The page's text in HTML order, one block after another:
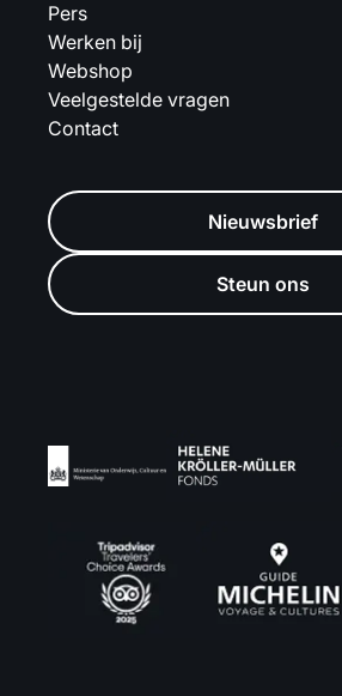
Pers
Werken bij
Webshop
Veelgestelde vragen
Contact
Nieuwsbrief
Steun ons